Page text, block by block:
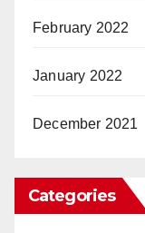
February 2022
January 2022
December 2021
Categories